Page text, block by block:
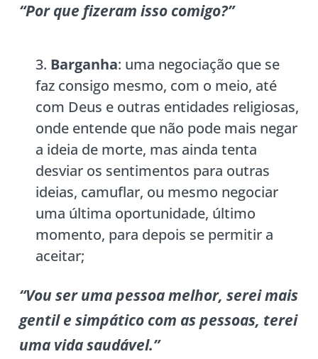
“Por que fizeram isso comigo?”
Barganha: uma negociação que se
faz consigo mesmo, com o meio, até
com Deus e outras entidades religiosas,
onde entende que não pode mais negar
a ideia de morte, mas ainda tenta
desviar os sentimentos para outras
ideias, camuflar, ou mesmo negociar
uma última oportunidade, último
momento, para depois se permitir a
aceitar;
“Vou ser uma pessoa melhor, serei mais
gentil e simpático com as pessoas, terei
uma vida saudável.”